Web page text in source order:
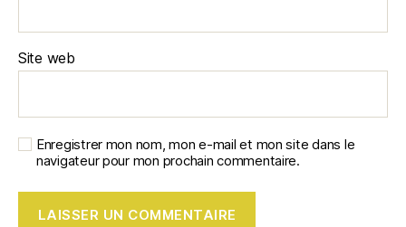
Site web
Enregistrer mon nom, mon e-mail et mon site dans le
navigateur pour mon prochain commentaire.